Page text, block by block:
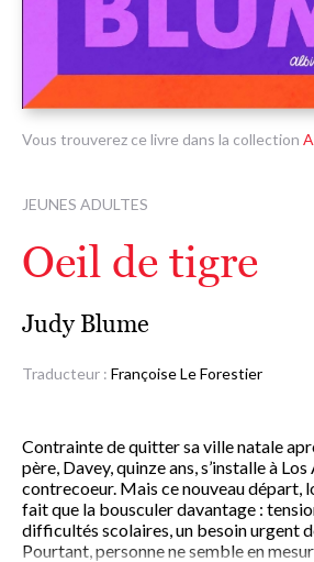
Vous trouverez ce livre dans la collection
JEUNES ADULTES
Oeil de tigre
Judy Blume
Traducteur : Françoise Le Forestier
Contrainte de quitter sa ville natale
père, Davey, quinze ans, s’installe à
contrecoeur. Mais ce nouveau départ,
fait que la bousculer davantage :
difficultés scolaires, un besoin urgent de
Pourtant, personne ne semble en